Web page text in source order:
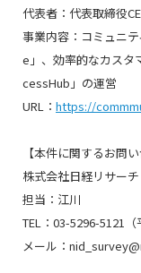
代表者：代表取締役
事業内容：コミュニ
e」、効率的なカスタ
cessHub」の運営
URL： https://
【本件に関するお問い
株式会社日経リサー
担当：江川
TEL：03-5296-5121（
メール：